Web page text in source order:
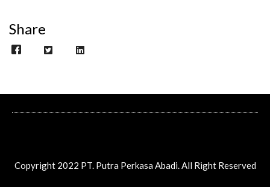
Share
Copyright 2022 PT. Putra Perkasa Abadi. All Right Reserved